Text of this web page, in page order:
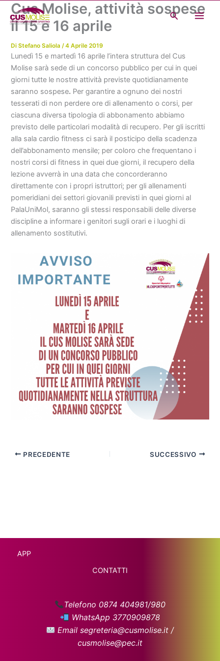
contenuto
Cerca
Cus Molise, attività sospese
il 15 e 16 aprile
DiStefano Saliola/4 Aprile 2019
Lunedì 15 e martedì 16 aprile l’intera struttura del Cus
Molise sarà sede di un concorso pubblico per cui in quei
giorni tutte le nostre attività previste quotidianamente
saranno sospese. Per garantire a ognuno dei nostri
tesserati di non perdere ore di allenamento o corsi, per
ciascuna diversa tipologia di abbonamento abbiamo
previsto delle particolari modalità di recupero. Per gli iscritti
alla sala cardio fitness ci sarà il posticipo della scadenza
dell’abbonamento mensile; per coloro che frequentano i
nostri corsi di fitness in quei due giorni, il recupero della
lezione avverrà in una data che concorderanno
direttamente con i propri istruttori; per gli allenamenti
pomeridiani dei settori giovanili previsti in quei giorni al
PalaUniMol, saranno gli stessi responsabili delle diverse
discipline a informare i genitori sugli orari e i luoghi di
allenamento sostitutivi.
PRECEDENTE SUCCESSIVO
APP
CONTATTI
Telefono 0874 404981/980
WhatsApp 3770909878
Email segreteria@cusmolise.it /
cusmolise@pec.it